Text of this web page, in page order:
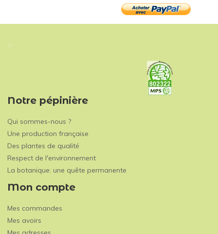
Notre pépinière
Qui sommes-nous ?
Une production française
Des plantes de qualité
Respect de l'environnement
La botanique: une quête permanente
Mon compte
Mes commandes
Mes avoirs